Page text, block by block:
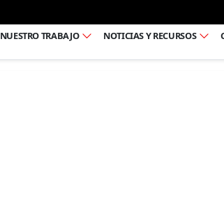
NUESTRO TRABAJO NOTICIAS Y RECURSOS